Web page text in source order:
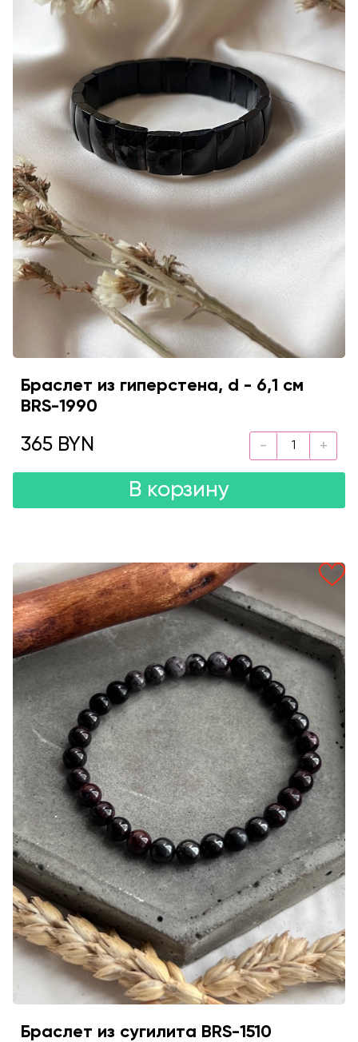
Браслет из гиперстена, d - 6,1 см
BRS-1990
365 BYN
В корзину
Браслет из сугилита BRS-1510